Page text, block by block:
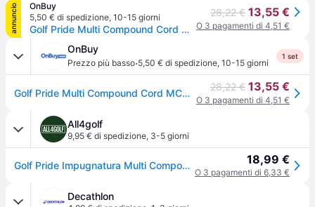
annuncio
OnBuy
5,50 € di spedizione, 10-15 giorni
Golf Pride Multi Compound Cord MCC Plus4 Mid Size Golf Grip Charcoal
28,22 € 13,55 €
O 3 pagamenti di 4,51 €
OnBuy
Prezzo più basso·5,50 € di spedizione, 10-15 giorni
1 set
Golf Pride Multi Compound Cord MCC Plus4 Mid Size Golf Grip Charcoal 28,22 € 13,55 €
O 3 pagamenti di 4,51 €
All4golf
9,95 € di spedizione, 3-5 giorni
Golf Pride Impugnatura Multi Compound Cord Plus4 18,99 €
O 3 pagamenti di 6,33 €
Decathlon